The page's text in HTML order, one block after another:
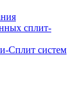
сплит-
Сплит систем